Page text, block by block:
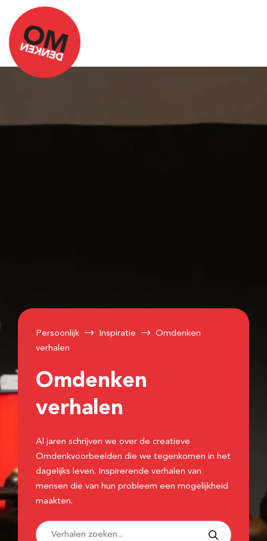
Persoonlijk Inspiratie
Omdenken
verhalen
Omdenken
verhalen
Al jaren schrijven we over de creatieve
Omdenkvoorbeelden die we tegenkomen in het
dagelijks leven. Inspirerende verhalen van
mensen die van hun probleem een mogelijkheid
maakten.